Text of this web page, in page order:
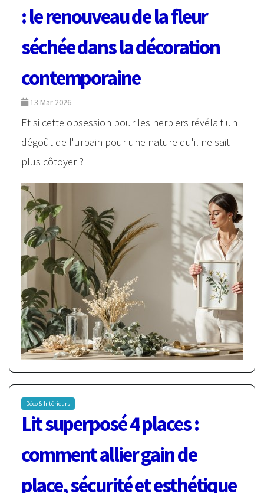
: le renouveau de la fleur
séchée dans la décoration
contemporaine
13 Mar 2026
Et si cette obsession pour les herbiers révélait un
dégoût de l'urbain pour une nature qu'il ne sait
plus côtoyer ?
Déco & Intérieurs
Lit superposé 4 places :
comment allier gain de
place, sécurité et esthétique